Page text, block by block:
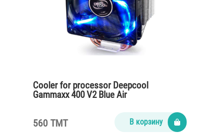
Cooler for processor Deepcool
Gammaxx 400 V2 Blue Air
560 TMT В корзину